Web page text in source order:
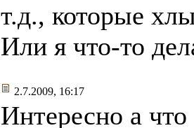
т.д., которые
Или я что-то
2.7.2009, 16:17
Интересно а